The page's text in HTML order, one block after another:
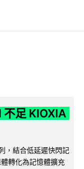
不足 KIOXIA
，結合低延遲快閃記
轉化為記憶體擴充